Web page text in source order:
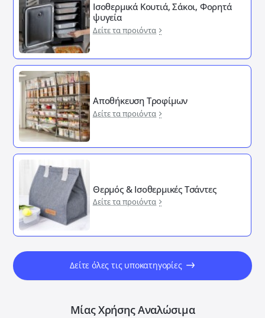
Ισοθερμικά Κουτιά, Σάκοι, Φορητά
ψυγεία
Δείτε τα προιόντα
Αποθήκευση Τροφίμων
Δείτε τα προιόντα
Θερμός & Ισοθερμικές Τσάντες
Δείτε τα προιόντα
Δείτε όλες τις υποκατηγορίες
Μίας Χρήσης Αναλώσιμα